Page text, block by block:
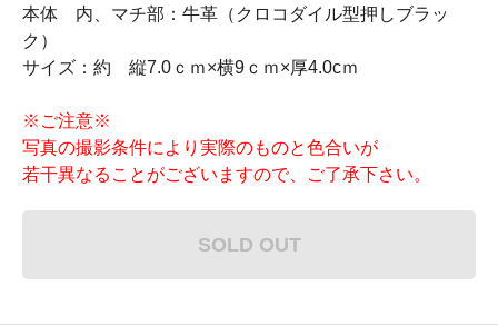
本体 内、マチ部：牛革（クロコダイル型押しブラッ
ク）
サイズ：約 縦7.0ｃｍ×横9ｃｍ×厚4.0cｍ
※ご注意※
写真の撮影条件により実際のものと色合いが
若干異なることがございますので、ご了承下さい。
SOLD OUT